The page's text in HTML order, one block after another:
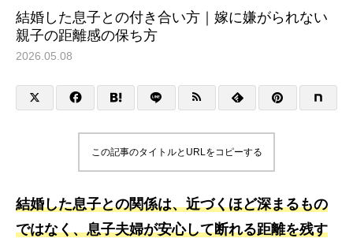
結婚した息子との付き合い方｜嫁に嫌がられない
親子の距離感の保ち方
2026.05.08
この記事のタイトルとURLをコピーする
結婚した息子との関係は、近づくほど深まるもの
ではなく、息子夫婦が安心して断れる距離を残す